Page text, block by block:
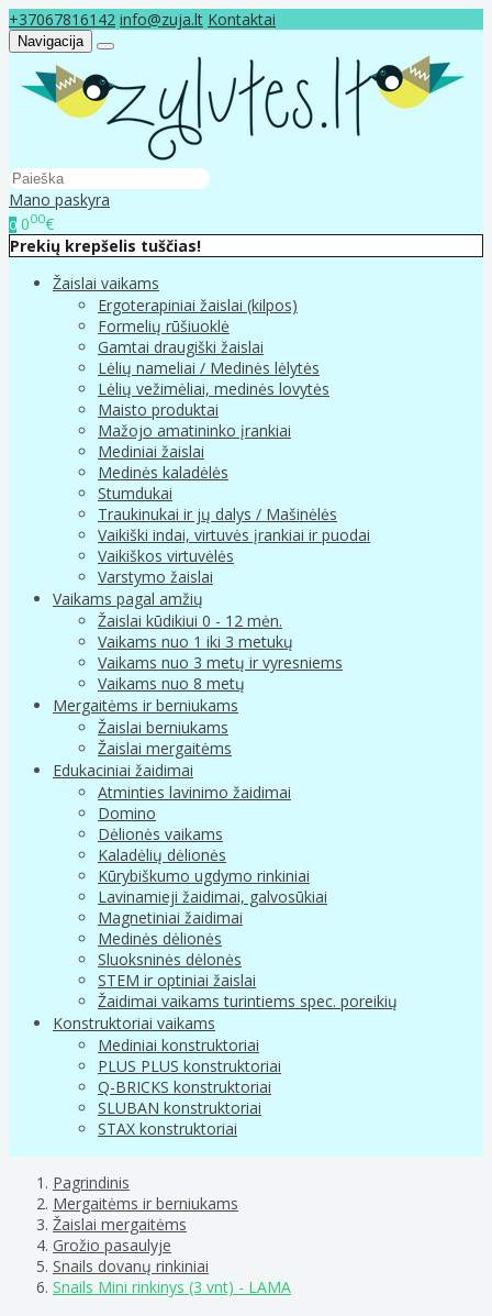
+37067816142 info@zuja.lt Kontaktai
Navigacija
Mano paskyra
0 000€
Prekių krepšelis tuščias!
Žaislai vaikams
Ergoterapiniai žaislai (kilpos)
Formelių rūšiuoklė
Gamtai draugiški žaislai
Lėlių nameliai / Medinės lėlytės
Lėlių vežimėliai, medinės lovytės
Maisto produktai
Mažojo amatininko įrankiai
Mediniai žaislai
Medinės kaladėlės
Stumdukai
Traukinukai ir jų dalys / Mašinėlės
Vaikiški indai, virtuvės įrankiai ir puodai
Vaikiškos virtuvėlės
Varstymo žaislai
Vaikams pagal amžių
Žaislai kūdikiui 0 - 12 mėn.
Vaikams nuo 1 iki 3 metukų
Vaikams nuo 3 metų ir vyresniems
Vaikams nuo 8 metų
Mergaitėms ir berniukams
Žaislai berniukams
Žaislai mergaitėms
Edukaciniai žaidimai
Atminties lavinimo žaidimai
Domino
Dėlionės vaikams
Kaladėlių dėlionės
Kūrybiškumo ugdymo rinkiniai
Lavinamieji žaidimai, galvosūkiai
Magnetiniai žaidimai
Medinės dėlionės
Sluoksninės dėlonės
STEM ir optiniai žaislai
Žaidimai vaikams turintiems spec. poreikių
Konstruktoriai vaikams
Mediniai konstruktoriai
PLUS PLUS konstruktoriai
Q-BRICKS konstruktoriai
SLUBAN konstruktoriai
STAX konstruktoriai
Pagrindinis
Mergaitėms ir berniukams
Žaislai mergaitėms
Grožio pasaulyje
Snails dovanų rinkiniai
Snails Mini rinkinys (3 vnt) - LAMA